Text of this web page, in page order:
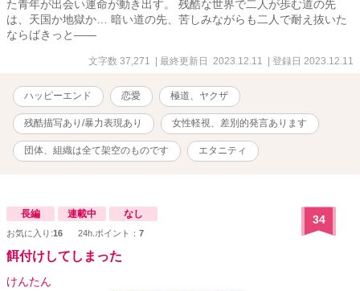
た青年が出会い運命が動き出す。 残酷な世界で二人が歩む道の先
は、天国か地獄か… 暗い道の先、苦しみながらも二人で耐え抜いた
ならばきっと――
文字数 37,271 | 最終更新日 2023.12.11 | 登録日 2023.12.11
ハッピーエンド 恋愛 極道、ヤクザ
残酷描写あり/暴力表現あり 女性軽視、差別的発言あります
団体、組織は全て架空のものです エタニティ
長編 連載中 なし
お気に入り:16 24h.ポイント： 7
34
餌付けしてしまった
けんたん